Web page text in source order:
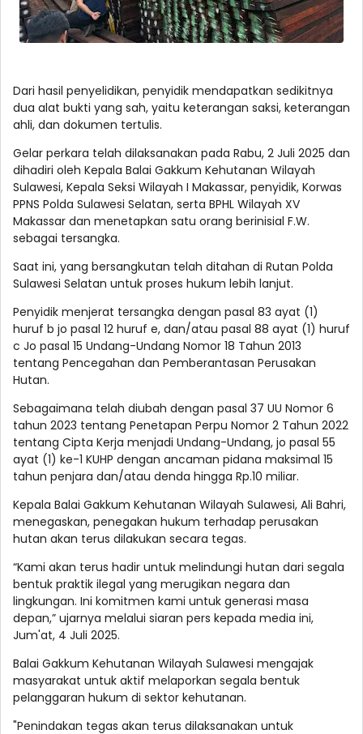
Dari hasil penyelidikan, penyidik mendapatkan sedikitnya
dua alat bukti yang sah, yaitu keterangan saksi, keterangan
ahli, dan dokumen tertulis.
Gelar perkara telah dilaksanakan pada Rabu, 2 Juli 2025 dan
dihadiri oleh Kepala Balai Gakkum Kehutanan Wilayah
Sulawesi, Kepala Seksi Wilayah I Makassar, penyidik, Korwas
PPNS Polda Sulawesi Selatan, serta BPHL Wilayah XV
Makassar dan menetapkan satu orang berinisial F.W.
sebagai tersangka.
Saat ini, yang bersangkutan telah ditahan di Rutan Polda
Sulawesi Selatan untuk proses hukum lebih lanjut.
Penyidik menjerat tersangka dengan pasal 83 ayat (1)
huruf b jo pasal 12 huruf e, dan/atau pasal 88 ayat (1) huruf
c Jo pasal 15 Undang-Undang Nomor 18 Tahun 2013
tentang Pencegahan dan Pemberantasan Perusakan
Hutan.
Sebagaimana telah diubah dengan pasal 37 UU Nomor 6
tahun 2023 tentang Penetapan Perpu Nomor 2 Tahun 2022
tentang Cipta Kerja menjadi Undang-Undang, jo pasal 55
ayat (1) ke-1 KUHP dengan ancaman pidana maksimal 15
tahun penjara dan/atau denda hingga Rp.10 miliar.
Kepala Balai Gakkum Kehutanan Wilayah Sulawesi, Ali Bahri,
menegaskan, penegakan hukum terhadap perusakan
hutan akan terus dilakukan secara tegas.
“Kami akan terus hadir untuk melindungi hutan dari segala
bentuk praktik ilegal yang merugikan negara dan
lingkungan. Ini komitmen kami untuk generasi masa
depan,” ujarnya melalui siaran pers kepada media ini,
Jum'at, 4 Juli 2025.
Balai Gakkum Kehutanan Wilayah Sulawesi mengajak
masyarakat untuk aktif melaporkan segala bentuk
pelanggaran hukum di sektor kehutanan.
"Penindakan tegas akan terus dilaksanakan untuk